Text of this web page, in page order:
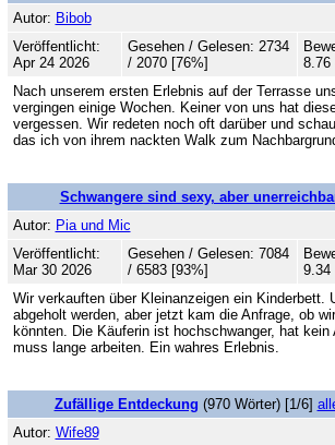
Autor: Bibob
Veröffentlicht:
Apr 24 2026
Gesehen / Gelesen: 2734
/ 2070 [76%]
8.76
Nach unserem ersten Erlebnis auf der Terrasse
vergingen einige Wochen. Keiner von uns hat
vergessen. Wir redeten noch oft darüber und
das ich von ihrem nackten Walk zum
Schwangere sind sexy, aber
Autor: Pia und Mic
Veröffentlicht:
Mar 30 2026
Gesehen / Gelesen: 7084
/ 6583 [93%]
9.34
Wir verkauften über Kleinanzeigen ein Kinderbett.
abgeholt werden, aber jetzt kam die Anfrage, ob
könnten. Die Käuferin ist hochschwanger, hat kein
muss lange arbeiten. Ein wahres Erlebnis.
Zufällige Entdeckung (970 Wörter) [1/6]
Autor: Wife89